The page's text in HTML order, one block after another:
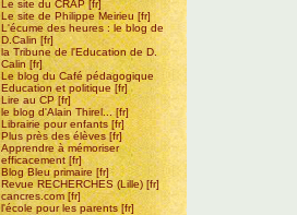
Le site du CRAP
Le site de Philippe Meirieu
L'écume des heures : le blog de
D.Calin
la Tribune de l'Education de D.
Calin
Le blog du Café pédagogique
Education et politique
Lire au CP
le blog d'Alain Thirel...
Librairie pour enfants
Plus près des élèves
Apprendre à mémoriser
efficacement
Blog Bleu primaire
Revue RECHERCHES (Lille)
cancres.com
l'école pour les parents